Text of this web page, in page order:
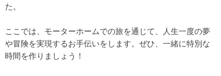
た。
ここでは、モーターホームでの旅を通じて、人生一度の夢
や冒険を実現するお手伝いをします。ぜひ、一緒に特別な
時間を作りましょう！